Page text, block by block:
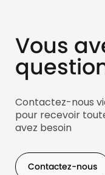
Vous
Contactez-nous
pour recevoir
avez besoin
Contactez-nous